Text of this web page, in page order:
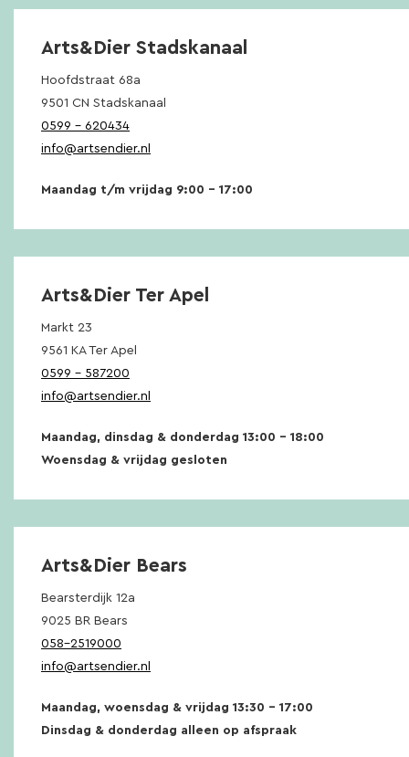
Arts&Dier Stadskanaal
Hoofdstraat 68a
9501 CN Stadskanaal
0599 – 620434
info@artsendier.nl
Maandag t/m vrijdag 9:00 – 17:00
Arts&Dier Ter Apel
Markt 23
9561 KA Ter Apel
0599 – 587200
info@artsendier.nl
Maandag, dinsdag & donderdag 13:00 – 18:00
Woensdag & vrijdag gesloten
Arts&Dier Bears
Bearsterdijk 12a
9025 BR Bears
058-2519000
info@artsendier.nl
Maandag, woensdag & vrijdag 13:30 – 17:00
Dinsdag & donderdag alleen op afspraak